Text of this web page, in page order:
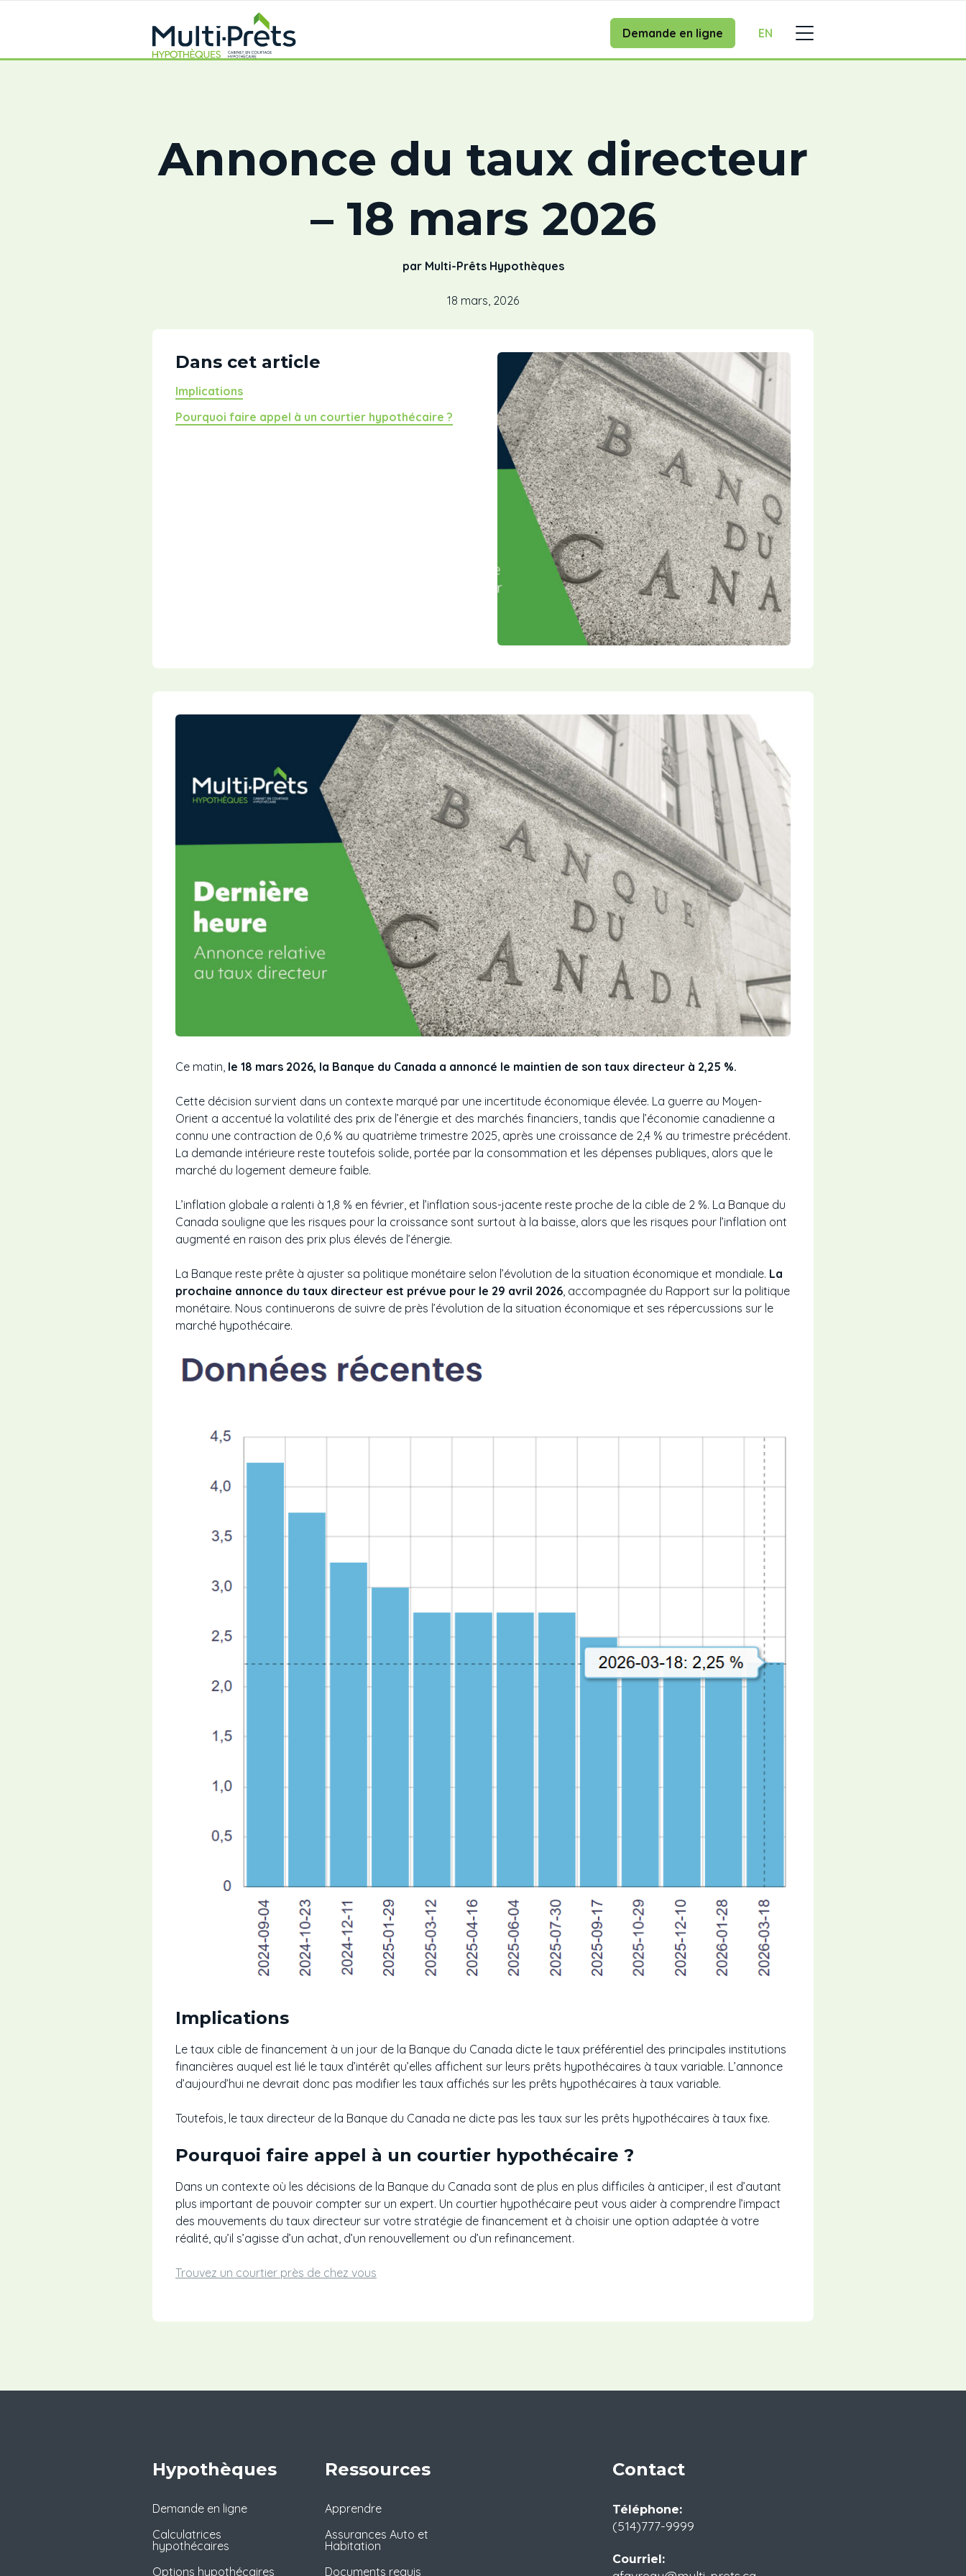
Demande en ligne EN
Annonce du taux directeur
– 18 mars 2026
par Multi-Prêts Hypothèques
18 mars, 2026
Dans cet article
Implications
Pourquoi faire appel à un courtier hypothécaire ?
Ce matin, le 18 mars 2026, la Banque du Canada a annoncé le maintien de son taux directeur à 2,25 %.
Cette décision survient dans un contexte marqué par une incertitude économique élevée. La guerre au Moyen-
Orient a accentué la volatilité des prix de l’énergie et des marchés financiers, tandis que l’économie canadienne a
connu une contraction de 0,6 % au quatrième trimestre 2025, après une croissance de 2,4 % au trimestre précédent.
La demande intérieure reste toutefois solide, portée par la consommation et les dépenses publiques, alors que le
marché du logement demeure faible.
L’inflation globale a ralenti à 1,8 % en février, et l’inflation sous-jacente reste proche de la cible de 2 %. La Banque du
Canada souligne que les risques pour la croissance sont surtout à la baisse, alors que les risques pour l’inflation ont
augmenté en raison des prix plus élevés de l’énergie.
La Banque reste prête à ajuster sa politique monétaire selon l’évolution de la situation économique et mondiale. La
prochaine annonce du taux directeur est prévue pour le 29 avril 2026, accompagnée du Rapport sur la politique
monétaire. Nous continuerons de suivre de près l’évolution de la situation économique et ses répercussions sur le
marché hypothécaire.
Implications
Le taux cible de financement à un jour de la Banque du Canada dicte le taux préférentiel des principales institutions
financières auquel est lié le taux d’intérêt qu’elles affichent sur leurs prêts hypothécaires à taux variable. L’annonce
d’aujourd’hui ne devrait donc pas modifier les taux affichés sur les prêts hypothécaires à taux variable.
Toutefois, le taux directeur de la Banque du Canada ne dicte pas les taux sur les prêts hypothécaires à taux fixe.
Pourquoi faire appel à un courtier hypothécaire ?
Dans un contexte où les décisions de la Banque du Canada sont de plus en plus difficiles à anticiper, il est d’autant
plus important de pouvoir compter sur un expert. Un courtier hypothécaire peut vous aider à comprendre l’impact
des mouvements du taux directeur sur votre stratégie de financement et à choisir une option adaptée à votre
réalité, qu’il s’agisse d’un achat, d’un renouvellement ou d’un refinancement.
Trouvez un courtier près de chez vous
Hypothèques
Demande en ligne
Calculatrices
hypothécaires
Options hypothécaires
Ressources
Apprendre
Assurances Auto et
Habitation
Documents requis
Contact
Téléphone:
(514)777-9999
Courriel: